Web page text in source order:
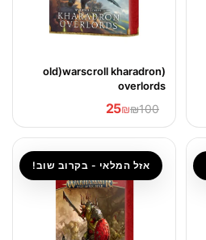
(old)warscroll kharadron
overlords
₪100
₪
25
אזל המלאי - בקרוב שוב!